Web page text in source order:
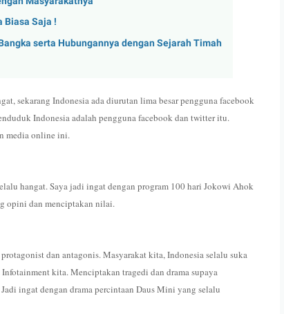
Biasa Saja !
serta Hubungannya dengan Sejarah Timah
sekarang Indonesia ada diurutan lima besar pengguna facebook
Indonesia adalah pengguna facebook dan twitter itu.
media online ini.
hangat. Saya jadi ingat dengan program 100 hari Jokowi Ahok
opini dan menciptakan nilai.
dan antagonis. Masyarakat kita, Indonesia selalu suka
kita. Menciptakan tragedi dan drama supaya
ingat dengan drama percintaan Daus Mini yang selalu